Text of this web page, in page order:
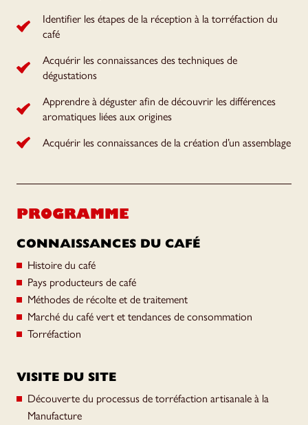
Identifier les étapes de la réception à la torréfaction du
café
Acquérir les connaissances des techniques de
dégustations
Apprendre à déguster afin de découvrir les différences
aromatiques liées aux origines
Acquérir les connaissances de la création d’un assemblage
PROGRAMME
CONNAISSANCES DU CAFÉ
Histoire du café
Pays producteurs de café
Méthodes de récolte et de traitement
Marché du café vert et tendances de consommation
Torréfaction
VISITE DU SITE
Découverte du processus de torréfaction artisanale à la
Manufacture